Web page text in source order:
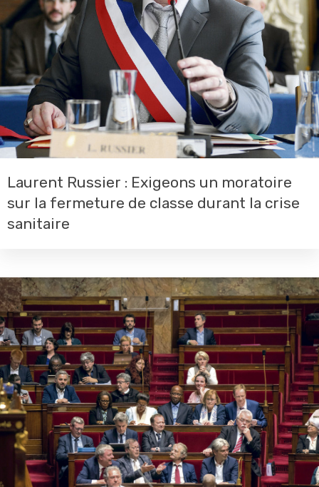
Laurent Russier : Exigeons un moratoire
sur la fermeture de classe durant la crise
sanitaire